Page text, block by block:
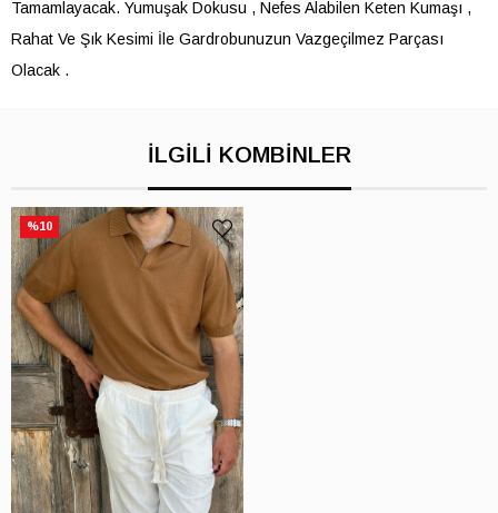
Tamamlayacak. Yumuşak Dokusu , Nefes Alabilen Keten Kumaşı ,
Rahat Ve Şık Kesimi İle Gardrobunuzun Vazgeçilmez Parçası
Olacak .
İLGILI KOMBINLER
%10